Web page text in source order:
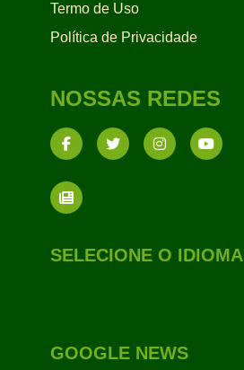
Termo de Uso
Política de Privacidade
NOSSAS REDES
SELECIONE O IDIOMA
GOOGLE NEWS